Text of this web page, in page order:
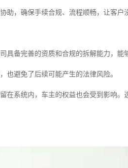
，确保手续合规、流程顺畅，让客户
具备完善的资质和合规的拆解能力，能
也避免了后续可能产生的法律风险。
在系统内，车主的权益也会受到影响。